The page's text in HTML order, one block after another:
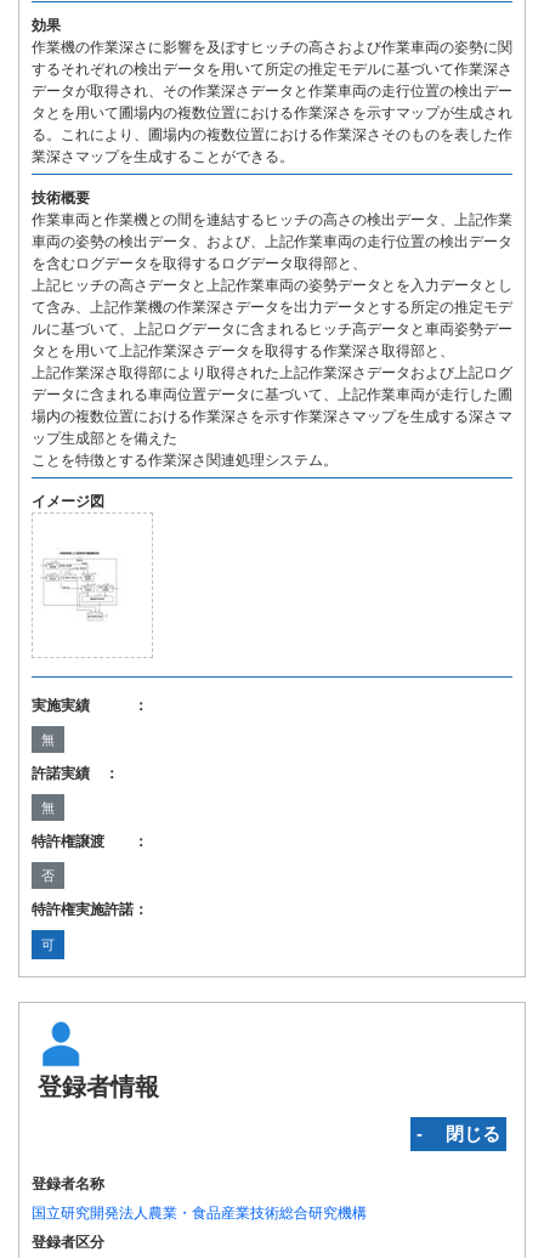
効果
作業機の作業深さに影響を及ぼすヒッチの高さおよび作業車両の姿勢に関
するそれぞれの検出データを用いて所定の推定モデルに基づいて作業深さ
データが取得され、その作業深さデータと作業車両の走行位置の検出デー
タとを用いて圃場内の複数位置における作業深さを示すマップが生成され
る。これにより、圃場内の複数位置における作業深さそのものを表した作
業深さマップを生成することができる。
技術概要
作業車両と作業機との間を連結するヒッチの高さの検出データ、上記作業
車両の姿勢の検出データ、および、上記作業車両の走行位置の検出データ
を含むログデータを取得するログデータ取得部と、
上記ヒッチの高さデータと上記作業車両の姿勢データとを入力データとし
て含み、上記作業機の作業深さデータを出力データとする所定の推定モデ
ルに基づいて、上記ログデータに含まれるヒッチ高データと車両姿勢デー
タとを用いて上記作業深さデータを取得する作業深さ取得部と、
上記作業深さ取得部により取得された上記作業深さデータおよび上記ログ
データに含まれる車両位置データに基づいて、上記作業車両が走行した圃
場内の複数位置における作業深さを示す作業深さマップを生成する深さマ
ップ生成部とを備えた
ことを特徴とする作業深さ関連処理システム。
イメージ図
実施実績 ：
無
許諾実績 ：
無
特許権譲渡 ：
否
特許権実施許諾：
可
登録者情報
‐ 閉じる
登録者名称
国立研究開発法人農業・食品産業技術総合研究機構
登録者区分